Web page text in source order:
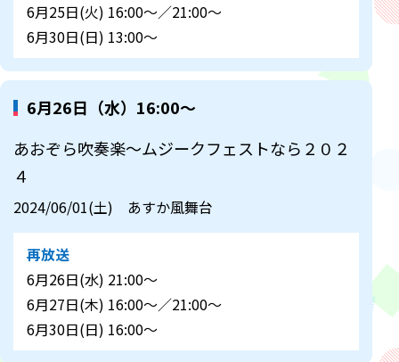
6月25日(火) 16:00～／21:00～
6月30日(日) 13:00～
6月26日（水）16:00～
あおぞら吹奏楽～ムジークフェストなら２０２
４
2024/06/01(土) あすか風舞台
再放送
6月26日(水) 21:00～
6月27日(木) 16:00～／21:00～
6月30日(日) 16:00～